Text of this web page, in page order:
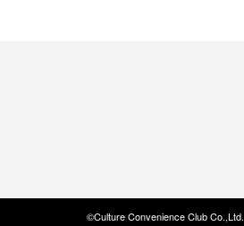
©Culture Convenience Club Co.,Ltd.